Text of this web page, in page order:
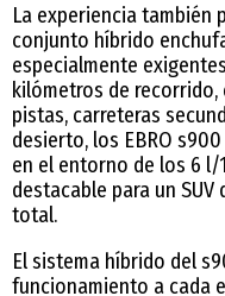
La experiencia
conjunto híbrido
especialmente
kilómetros de
pistas, carreteras
desierto, los EBRO
en el entorno de los 6 l/
destacable para un
total.
El sistema híbrido del
funcionamiento a cada